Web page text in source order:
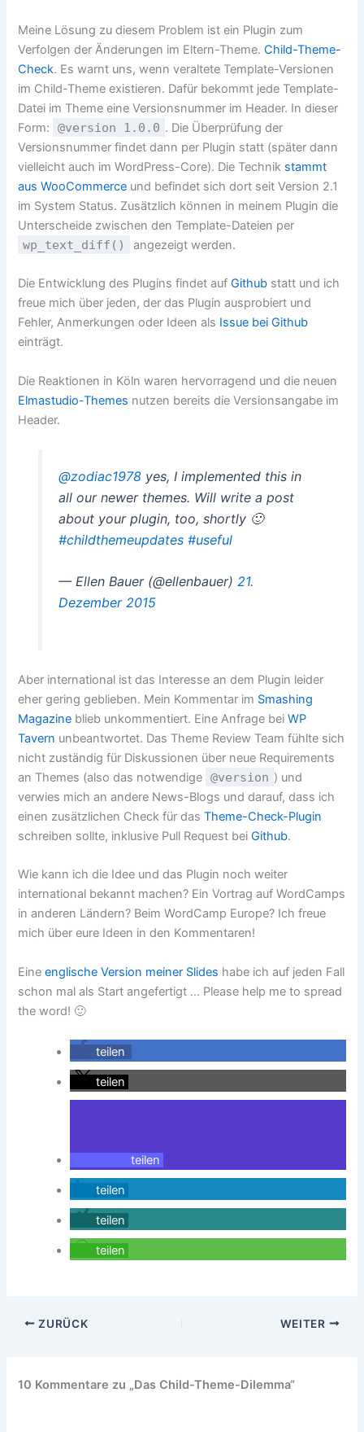
Meine Lösung zu diesem Problem ist ein Plugin zum
Verfolgen der Änderungen im Eltern-Theme.Child-Theme-
Check. Es warnt uns, wenn veraltete Template-Versionen
im Child-Theme existieren. Dafür bekommt jede Template-
Datei im Theme eine Versionsnummer im Header. In dieser
Form:
@version 1.0.0 . Die Überprüfung der
Versionsnummer findet dann per Plugin statt (später dann
vielleicht auch im WordPress-Core). Die Technik stammt
aus WooCommerce und befindet sich dort seit Version 2.1
im System Status. Zusätzlich können in meinem Plugin die
Unterscheide zwischen den Template-Dateien per
wp_text_diff() angezeigt werden.
Die Entwicklung des Plugins findet aufGithub statt und ich
freue mich über jeden, der das Plugin ausprobiert und
Fehler, Anmerkungen oder Ideen als Issue bei Github
einträgt.
Die Reaktionen in Köln waren hervorragend und die neuen
Elmastudio-Themes nutzen bereits die Versionsangabe im
Header.
@zodiac1978yes, I implemented this in
all our newer themes. Will write a post
about your plugin, too, shortly 🙂
#childthemeupdates #useful
— Ellen Bauer (@ellenbauer) 21.
Dezember 2015
Aber international ist das Interesse an dem Plugin leider
eher gering geblieben. Mein Kommentar im Smashing
Magazine blieb unkommentiert. Eine Anfrage beiWP
Tavern unbeantwortet. Das Theme Review Team fühlte sich
nicht zuständig für Diskussionen über neue Requirements
an Themes (also das notwendige
@version ) und
verwies mich an andere News-Blogs und darauf, dass ich
einen zusätzlichen Check für dasTheme-Check-Plugin
schreiben sollte, inklusive Pull Request beiGithub.
Wie kann ich die Idee und das Plugin noch weiter
international bekannt machen? Ein Vortrag auf WordCamps
in anderen Ländern? Beim WordCamp Europe? Ich freue
mich über eure Ideen in den Kommentaren!
Eineenglische Version meiner Slides habe ich auf jeden Fall
schon mal als Start angefertigt … Please help me to spread
the word! 🙂
teilen
teilen
teilen
teilen
teilen
teilen
ZURÜCK WEITER
10 Kommentare zu „Das Child-Theme-Dilemma“